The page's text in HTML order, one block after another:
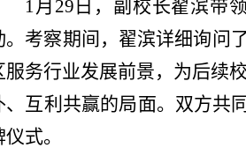
1月29日，副校长翟滨带
。考察期间，翟滨详细询问
服务行业发展前景，为后续
、互利共赢的局面。双方共
仪式。